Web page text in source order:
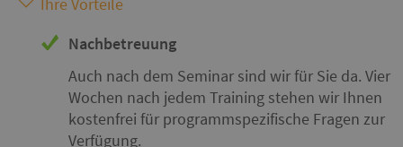
Nachbetreuung
Auch nach dem Seminar sind wir für Sie da. Vier
Wochen nach jedem Training stehen wir Ihnen
kostenfrei für programmspezifische Fragen zur
Verfügung.